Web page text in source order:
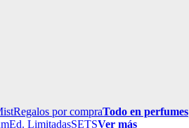
Regalos por compraTodo en perfumes
Ed. LimitadasSETSVer más